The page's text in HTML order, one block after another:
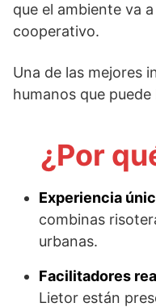
que el ambiente va
cooperativo.
Una de las mejores
humanos que
¿Por
Experiencia
combinas
urbanas.
Facilitadores
Lietor están